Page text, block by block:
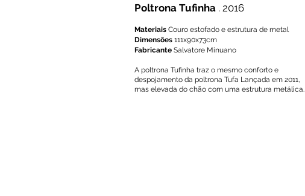
Poltrona Tufinha . 2016
Materiais Couro estofado e estrutura de metal
Dimensões 111x90x73cm
Fabricante Salvatore Minuano
A poltrona Tufinha traz o mesmo conforto e
despojamento da poltrona Tufa Lançada em 2011,
mas elevada do chão com uma estrutura metálica.